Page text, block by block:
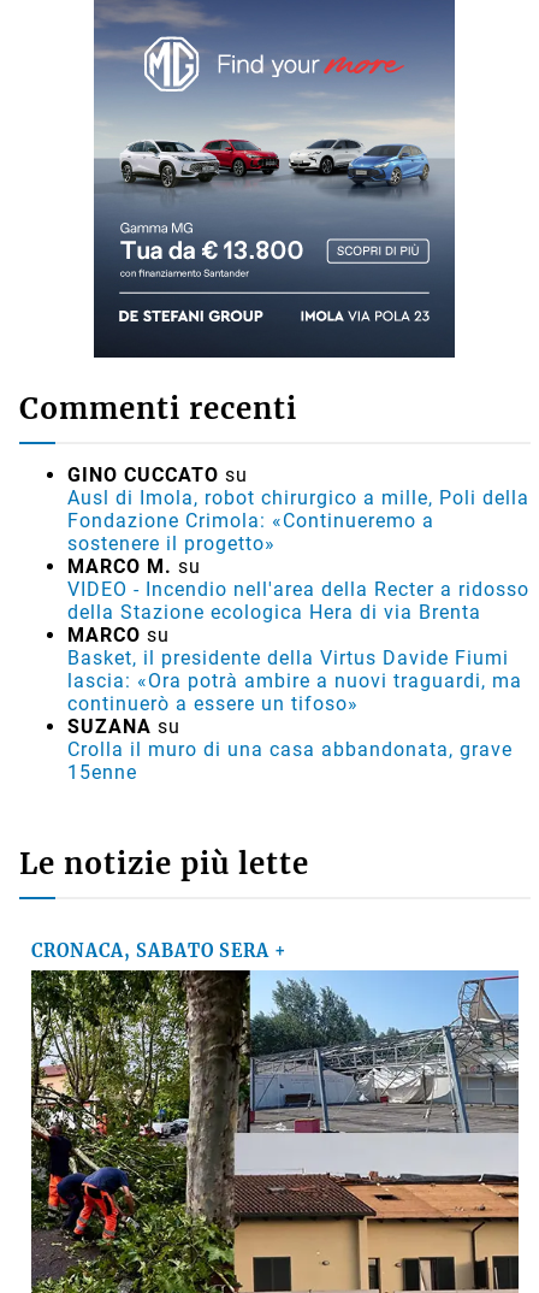
Commenti recenti
GINO CUCCATO su
Ausl di Imola, robot chirurgico a mille, Poli della
Fondazione Crimola: «Continueremo a
sostenere il progetto»
MARCO M. su
VIDEO - Incendio nell'area della Recter a ridosso
della Stazione ecologica Hera di via Brenta
MARCO su
Basket, il presidente della Virtus Davide Fiumi
lascia: «Ora potrà ambire a nuovi traguardi, ma
continuerò a essere un tifoso»
SUZANA su
Crolla il muro di una casa abbandonata, grave
15enne
Le notizie più lette
CRONACA, SABATO SERA +